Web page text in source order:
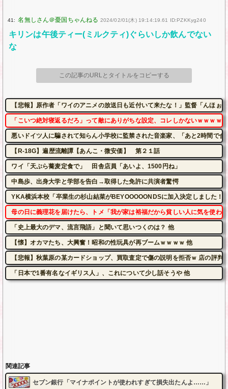
41: 2024/02/01(木) 19:14:19.61 ID:PZKKyg240
キリンは午後ティー(ミルクティ)ぐらいしか飲んでない
な
この記事のURLとタイトルをコピーする
【悲報】原作者「ワイのアニメの放送日も近付いて来たな！」監督「んほ
「こいつ絶対寝返るだろ」って敵にありがちな設定、コレしかないｗｗｗｗ
悪いドイツ人に騙されて知らん小学校に監禁された音楽家、「あと2時間で
【R-18G】遍歴流離譚【あんこ・微安価】 第２１話
ワイ「天ぷら蕎麦定食で」 田舎店員「あいよ、1500円ね」
中島歩、出身大学と学部を告白→取得した免許に共演者驚愕
YKA横浜本校「卒業生の杉山結菜がBEYOOOOONDSに加入決定しました！
母の日に義理花を届けたら、トメ「我が家は裕福だから貧しい人に気を使
「史上最大のデマ、流言飛語」と聞いて思いつくのは？ 他
【懐】オカマたち、大興奮！昭和の性玩具が再ブームｗｗｗｗ 他
【悲報】秋葉原の某カードショップ、買取査定で傷の説明を拒否ｗ 店の評
「日本で1番有名なイギリス人」、これについて少し話そうや 他
関連記事
セブン銀行「マイナポイントが使われすぎて損失出たんよ……」